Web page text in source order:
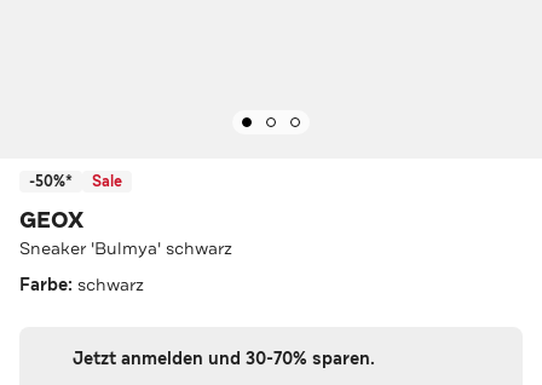
-50%* Sale
GEOX
Sneaker 'Bulmya' schwarz
Farbe: schwarz
Jetzt anmelden und 30-70% sparen.